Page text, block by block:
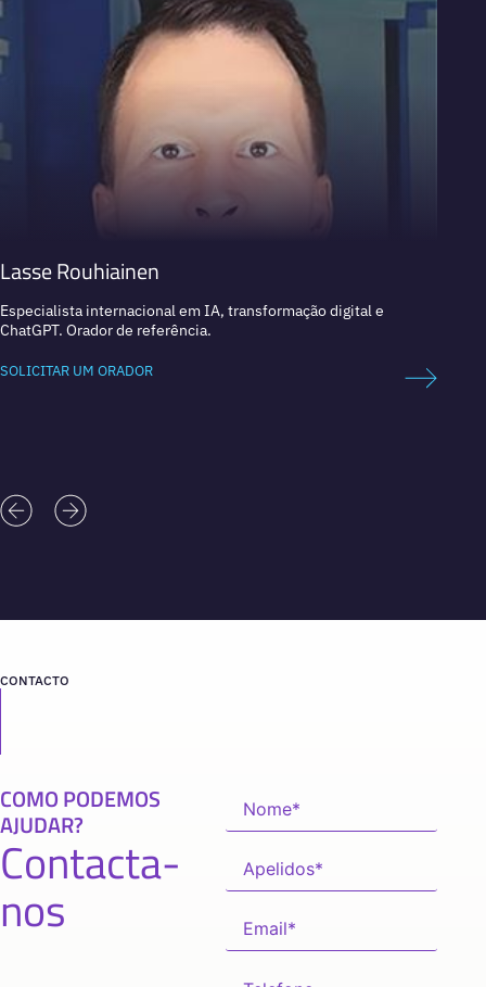
Lasse Rouhiainen
Especialista internacional em IA, transformação digital e
ChatGPT. Orador de referência.
SOLICITAR UM ORADOR
CONTACTO
COMO PODEMOS
AJUDAR?
Contacta-
nos